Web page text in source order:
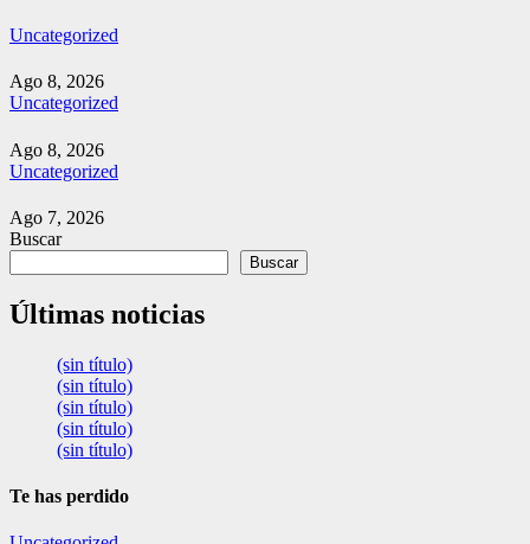
Uncategorized
Ago 8, 2026
Uncategorized
Ago 8, 2026
Uncategorized
Ago 7, 2026
Buscar
Buscar
Últimas noticias
(sin título)
(sin título)
(sin título)
(sin título)
(sin título)
Te has perdido